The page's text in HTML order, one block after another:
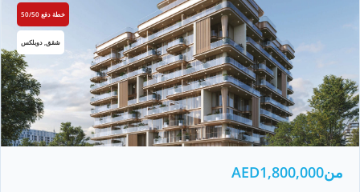
خطة دفع 50/50
شقق, دوبلكس
من AED1,800,000